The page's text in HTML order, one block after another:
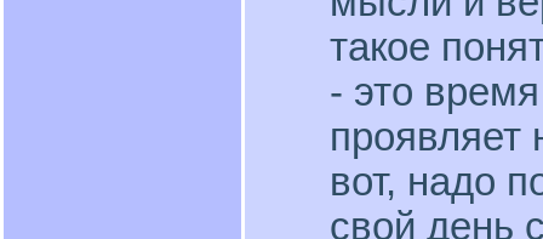
такое
- это время
проявляет
вот, надо
свой день